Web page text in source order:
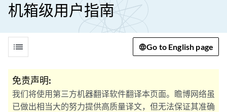
机箱级用户指南
list Go to English page
免责声明:
我们将使用第三方机器翻译软件翻译本页面。瞻博网络虽
已做出相当大的努力提供高质量译文，但无法保证其准确